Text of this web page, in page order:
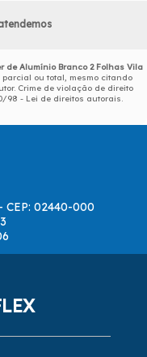
de Alumínio Branco 2 Folhas Vila
ou total, mesmo citando
Crime de violação de direito
98 - Lei de direitos autorais
CEP: 02440-000